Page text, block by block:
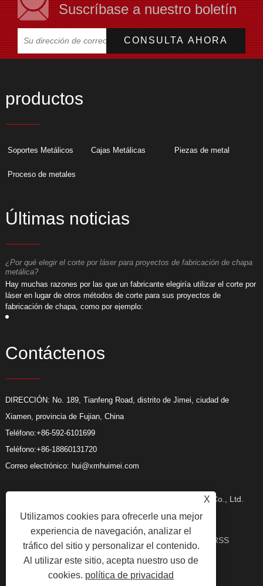
Suscríbase a nuestro boletín
productos
Soportes Metálicos Cajas Metálicas Piezas de metal
Proceso de metales
Últimas noticias
¿Por qué elegir el corte por láser para proyectos de fabricación de chapa
metálica?
​Hay muchas razones por las que un fabricante elegiría utilizar el corte por
láser en lugar de otros métodos de corte para sus proyectos de
fabricación de chapa, como por ejemplo:
Contáctenos
DIRECCIÓN: No. 189, Tianfeng Road, distrito de Jimei, ciudad de
Xiamen, provincia de Fujian, China
Teléfono:+86-592-6101699
Teléfono:+86-18860131720
Correo electrónico: hui@xmhuimei.com
Copyright © 2024 Xiamen Huimei Industry and Trade Co., Ltd.
Todos los derechos reservados. Enlaces Sitemap RSS
Privacy Policy
X
Utilizamos cookies para ofrecerle una mejor
experiencia de navegación, analizar el
tráfico del sitio y personalizar el contenido.
Al utilizar este sitio, acepta nuestro uso de
cookies. política de privacidad